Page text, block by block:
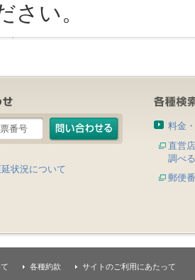
さい。
状況について
料金
直営
調べる
郵便
各種約款 サイトのご利用にあたって